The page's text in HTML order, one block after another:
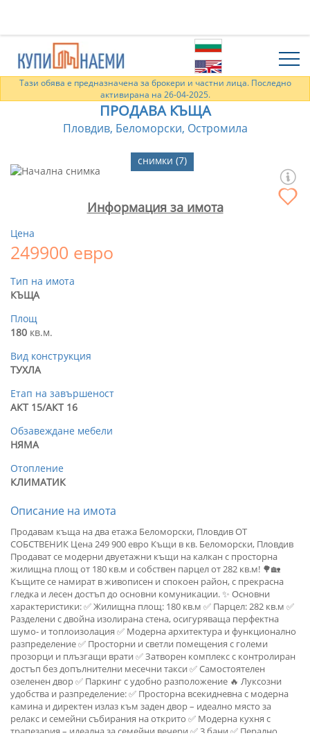
Тази обява е предназначена за брокери и частни лица. Последно
активирана на 26-04-2025.
ПРОДАВА КЪЩА
Пловдив, Беломорски, Остромила
снимки (7)
Информация за имота
Цена
249900 евро
Тип на имота
КЪЩА
Площ
180 кв.м.
Вид конструкция
ТУХЛА
Етап на завършеност
АКТ 15/АКТ 16
Обзавеждане мебели
НЯМА
Отопление
КЛИМАТИК
Описание на имота
Продавам къща на два етажа Беломорски, Пловдив ОТ
СОБСТВЕНИК Цена 249 900 евро Къщи в кв. Беломорски, Пловдив
Продават се модерни двуетажни къщи на калкан с просторна
жилищна площ от 180 кв.м и собствен парцел от 282 кв.м! 🌳🏡
Къщите се намират в живописен и спокоен район, с прекрасна
гледка и лесен достъп до основни комуникации. ✨ Основни
характеристики: ✅ Жилищна площ: 180 кв.м ✅ Парцел: 282 кв.м ✅
Разделени с двойна изолирана стена, осигуряваща перфектна
шумо- и топлоизолация ✅ Модерна архитектура и функционално
разпределение ✅ Просторни и светли помещения с големи
прозорци и плъзгащи врати ✅ Затворен комплекс с контролиран
достъп без допълнителни месечни такси ✅ Самостоятелен
озеленен двор ✅ Паркинг с удобно разположение 🔥 Луксозни
удобства и разпределение: ✅ Просторна всекидневна с модерна
камина и директен излаз към заден двор – идеално място за
релакс и семейни събирания на открито ✅ Модерна кухня с
трапезария – идеална за семейни вечери ✅ 3 бани ✅ Перално